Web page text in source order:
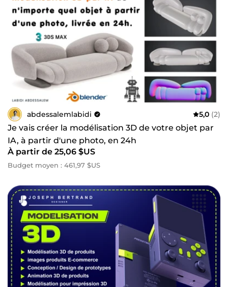
abdessalemlabidi 5,0 (2)
Je vais créer la modélisation 3D de votre objet par
IA, à partir d'une photo, en 24h
À partir de 25,06 $US
Budget moyen : 461,97 $US